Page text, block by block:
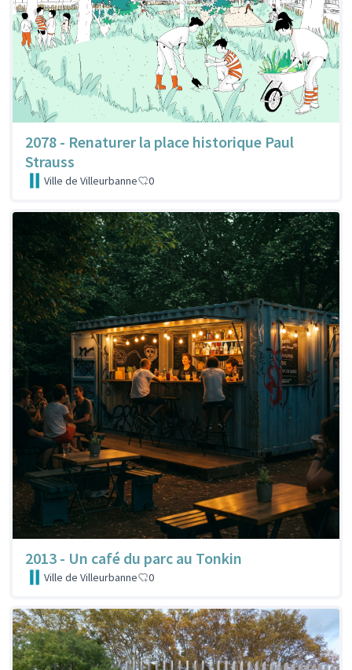
2078 - Renaturer la place historique Paul
Strauss
Ville de Villeurbanne 0
2013 - Un café du parc au Tonkin
Ville de Villeurbanne 0